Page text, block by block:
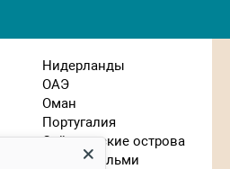
Нидерланды
ОАЭ
Оман
Португалия
Сейшельские острова
Сен-Бартельми